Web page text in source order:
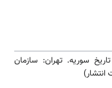
فرهنگ و تاریخ سوریه. تهران: سازمان